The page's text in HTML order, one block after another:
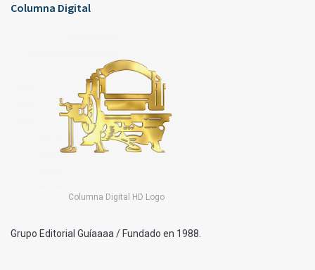
Columna Digital
Columna Digital HD Logo
Grupo Editorial Guíaaaa / Fundado en 1988.